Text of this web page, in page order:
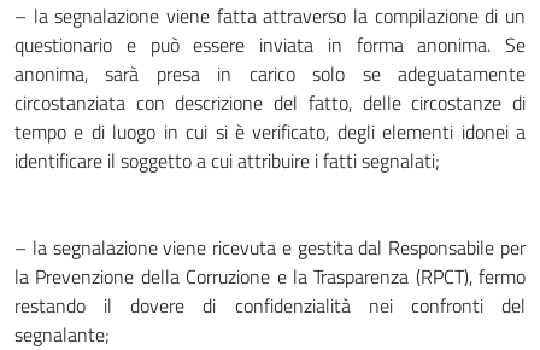
– la segnalazione viene fatta attraverso la compilazione di un
questionario e può essere inviata in forma anonima. Se
anonima, sarà presa in carico solo se adeguatamente
circostanziata con descrizione del fatto, delle circostanze di
tempo e di luogo in cui si è verificato, degli elementi idonei a
identificare il soggetto a cui attribuire i fatti segnalati;
– la segnalazione viene ricevuta e gestita dal Responsabile per
la Prevenzione della Corruzione e la Trasparenza (RPCT), fermo
restando il dovere di confidenzialità nei confronti del
segnalante;